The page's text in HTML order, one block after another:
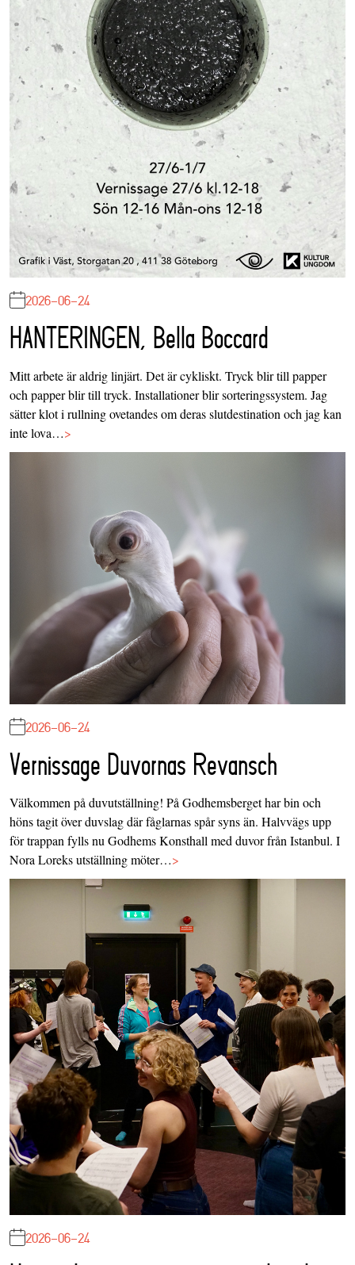
2026-06-24
HANTERINGEN, Bella Boccard
Mitt arbete är aldrig linjärt. Det är cykliskt. Tryck blir till papper
och papper blir till tryck. Installationer blir sorteringssystem. Jag
sätter klot i rullning ovetandes om deras slutdestination och jag kan
inte lova…>
2026-06-24
Vernissage Duvornas Revansch
Välkommen på duvutställning! På Godhemsberget har bin och
höns tagit över duvslag där fåglarnas spår syns än. Halvvägs upp
för trappan fylls nu Godhems Konsthall med duvor från Istanbul. I
Nora Loreks utställning möter…>
2026-06-24